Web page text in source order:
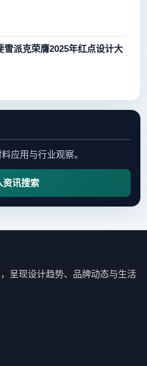
雪派克荣膺2025年红点设计大
应用与行业观察。
资讯搜索
呈现设计趋势、品牌动态与生活